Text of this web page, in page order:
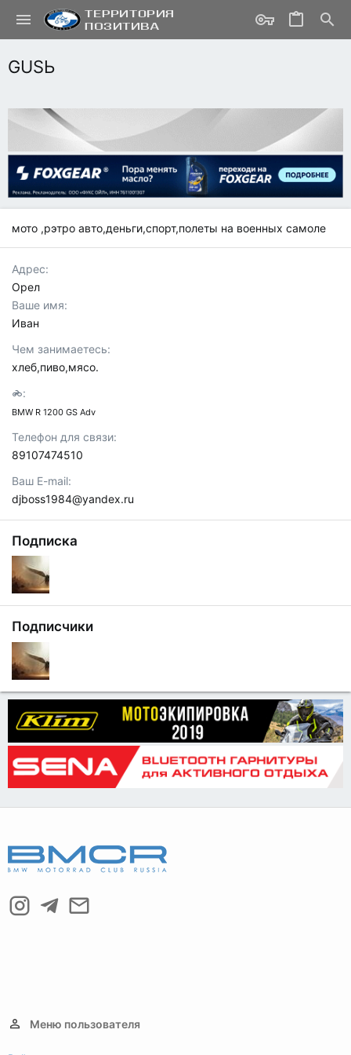
GUSЬ
мото ,рэтро авто,деньги,спорт,полеты на военных самоле
Адрес
Орел
Ваше имя
Иван
Чем занимаетесь
хлеб,пиво,мясо.
BMW R 1200 GS Adv
Телефон для связи
89107474510
Ваш E-mail
djboss1984@yandex.ru
Подписка
Подписчики
Меню пользователя